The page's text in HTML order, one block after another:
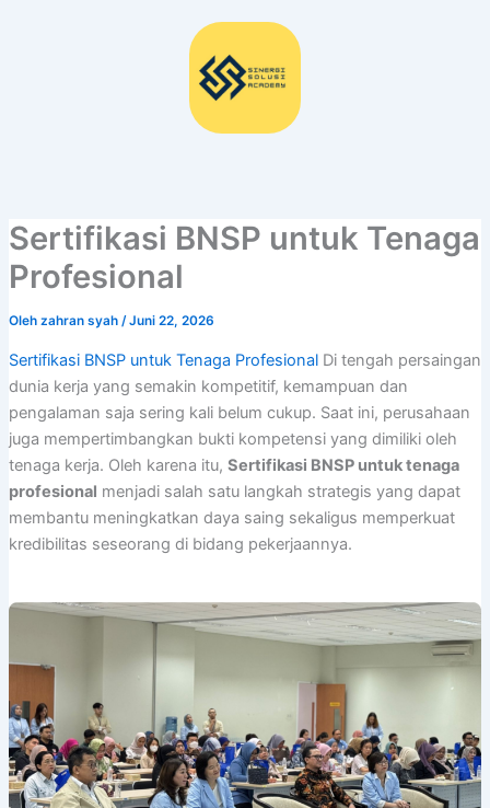
Sertifikasi BNSP untuk Tenaga
Profesional
Oleh zahran syah /Juni 22, 2026
Sertifikasi BNSP untuk Tenaga ProfesionalDi tengah persaingan
dunia kerja yang semakin kompetitif, kemampuan dan
pengalaman saja sering kali belum cukup. Saat ini, perusahaan
juga mempertimbangkan bukti kompetensi yang dimiliki oleh
tenaga kerja. Oleh karena itu, Sertifikasi BNSP untuk tenaga
profesional menjadi salah satu langkah strategis yang dapat
membantu meningkatkan daya saing sekaligus memperkuat
kredibilitas seseorang di bidang pekerjaannya.